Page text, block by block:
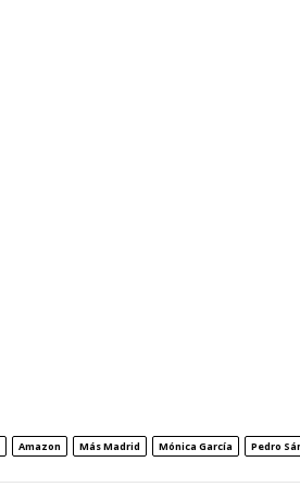
Amazon Más Madrid Mónica García Pedro